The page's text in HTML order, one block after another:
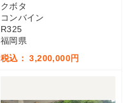
クボタ
コンバイン
R325
福岡県
税込： 3,200,000円